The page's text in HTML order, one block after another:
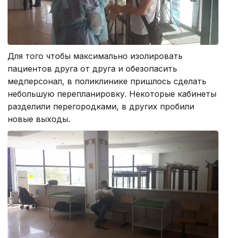
Для того чтобы максимально изолировать
пациентов друга от друга и обезопасить
медперсонал, в поликлинике пришлось сделать
небольшую перепланировку. Некоторые кабинеты
разделили перегородками, в других пробили
новые выходы.